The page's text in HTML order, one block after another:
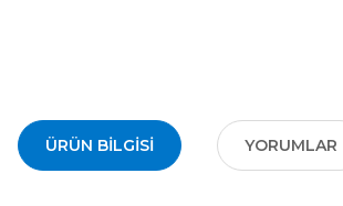
ÜRÜN BILGISI YORUMLAR